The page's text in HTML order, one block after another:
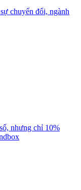
chuyển đổi, ngành
nhưng chỉ 10%